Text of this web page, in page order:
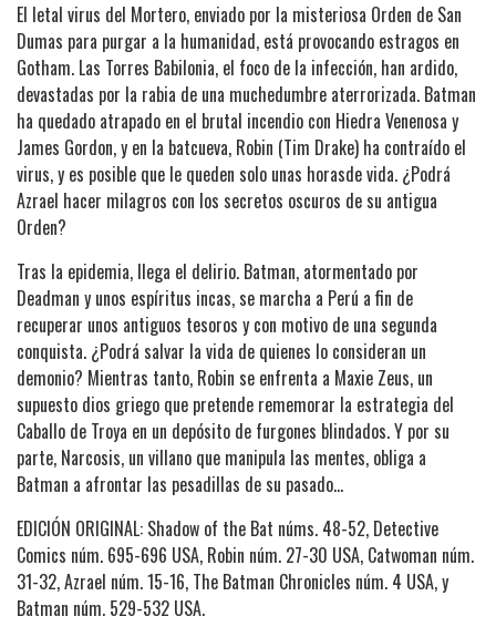
El letal virus del Mortero, enviado por la misteriosa Orden de San
Dumas para purgar a la humanidad, está provocando estragos en
Gotham. Las Torres Babilonia, el foco de la infección, han ardido,
devastadas por la rabia de una muchedumbre aterrorizada. Batman
ha quedado atrapado en el brutal incendio con Hiedra Venenosa y
James Gordon, y en la batcueva, Robin (Tim Drake) ha contraído el
virus, y es posible que le queden solo unas horasde vida. ¿Podrá
Azrael hacer milagros con los secretos oscuros de su antigua
Orden?
Tras la epidemia, llega el delirio. Batman, atormentado por
Deadman y unos espíritus incas, se marcha a Perú a fin de
recuperar unos antiguos tesoros y con motivo de una segunda
conquista. ¿Podrá salvar la vida de quienes lo consideran un
demonio? Mientras tanto, Robin se enfrenta a Maxie Zeus, un
supuesto dios griego que pretende rememorar la estrategia del
Caballo de Troya en un depósito de furgones blindados. Y por su
parte, Narcosis, un villano que manipula las mentes, obliga a
Batman a afrontar las pesadillas de su pasado...
EDICIÓN ORIGINAL: Shadow of the Bat núms. 48-52, Detective
Comics núm. 695-696 USA, Robin núm. 27-30 USA, Catwoman núm.
31-32, Azrael núm. 15-16, The Batman Chronicles núm. 4 USA, y
Batman núm. 529-532 USA.